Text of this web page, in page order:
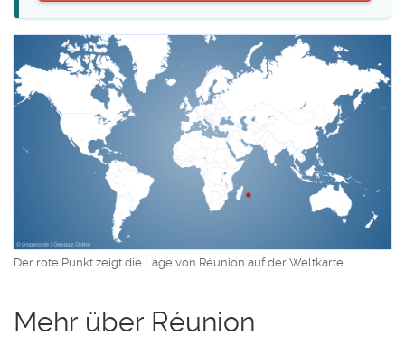
Der rote Punkt zeigt die Lage von Réunion auf der Weltkarte.
Mehr über Réunion